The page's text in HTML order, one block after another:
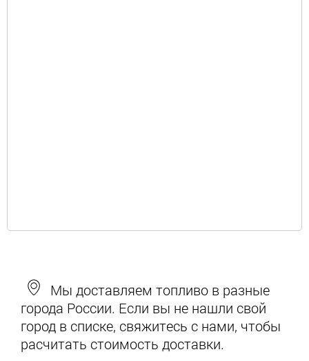
Мы доставляем топливо в разные
города России. Если вы не нашли свой
город в списке, свяжитесь с нами, чтобы
расчитать стоимость доставки.